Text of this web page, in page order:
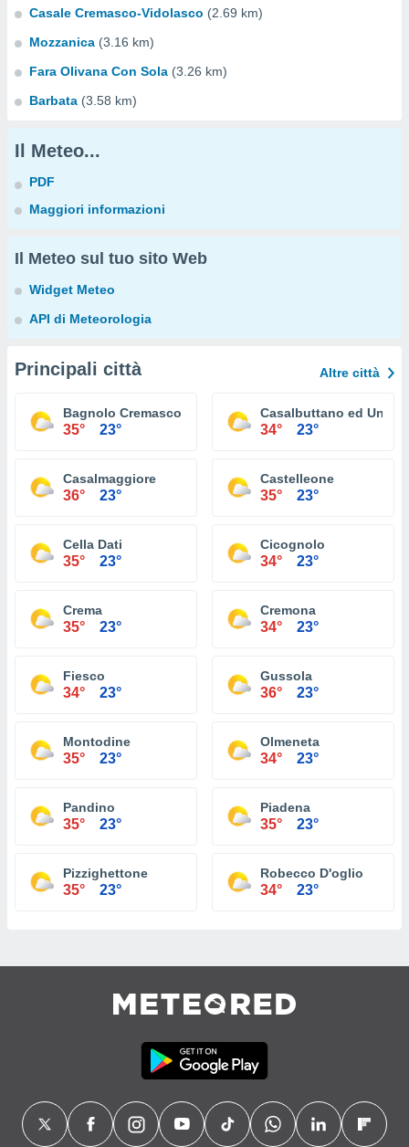
Casale Cremasco-Vidolasco (2.69 km)
Mozzanica (3.16 km)
Fara Olivana Con Sola (3.26 km)
Barbata (3.58 km)
Il Meteo...
PDF
Maggiori informazioni
Il Meteo sul tuo sito Web
Widget Meteo
API di Meteorologia
Principali città Altre città
Bagnolo Cremasco
35° 23°
Casalbuttano ed Uniti
34° 23°
Casalmaggiore
36° 23°
Castelleone
35° 23°
Cella Dati
35° 23°
Cicognolo
34° 23°
Crema
35° 23°
Cremona
34° 23°
Fiesco
34° 23°
Gussola
36° 23°
Montodine
35° 23°
Olmeneta
34° 23°
Pandino
35° 23°
Piadena
35° 23°
Pizzighettone
35° 23°
Robecco D'oglio
34° 23°